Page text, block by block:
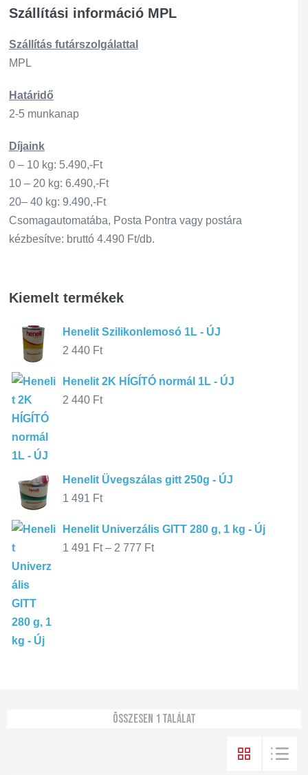
Szállítási információ MPL
Szállítás futárszo lgálattal
MPL
Határidő
2-5 munkanap
Díjaink
0 – 10 kg: 5.490,-Ft
10 – 20 kg: 6.490,-Ft
20– 40 kg: 9.490,-Ft
Csomagautomatába, Posta Pontra vagy postára
kézbesítve: bruttó 4.490 Ft/db.
Kiemelt termékek
Henelit Szilikonlemosó 1L - ÚJ
2 440 Ft
Henelit 2K HÍGÍTÓ normál 1L - ÚJ
2 440 Ft
Henelit Üvegszálas gitt 250g - ÚJ
1 491 Ft
Henelit Univerzális GITT 280 g, 1 kg - Új
1 491 Ft – 2 777 Ft
Összesen 1 találat